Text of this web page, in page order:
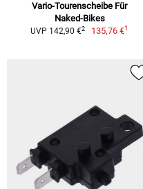
Vario-Tourenscheibe Für
Naked-Bikes
UVP 142,90 €2 135,76 €1